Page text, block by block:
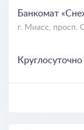
Банкомат
г. Миасс, просп.
Круглосуточно